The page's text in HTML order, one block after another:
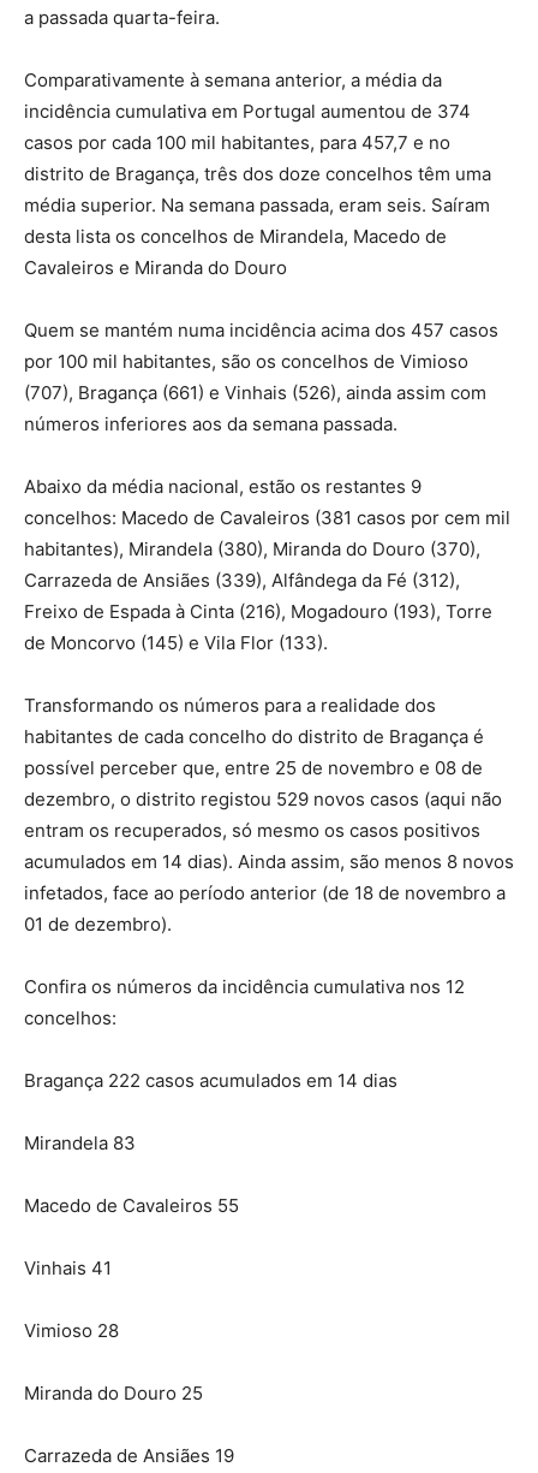
a passada quarta-feira.
Comparativamente à semana anterior, a média da
incidência cumulativa em Portugal aumentou de 374
casos por cada 100 mil habitantes, para 457,7 e no
distrito de Bragança, três dos doze concelhos têm uma
média superior. Na semana passada, eram seis. Saíram
desta lista os concelhos de Mirandela, Macedo de
Cavaleiros e Miranda do Douro
Quem se mantém numa incidência acima dos 457 casos
por 100 mil habitantes, são os concelhos de Vimioso
(707), Bragança (661) e Vinhais (526), ainda assim com
números inferiores aos da semana passada.
Abaixo da média nacional, estão os restantes 9
concelhos: Macedo de Cavaleiros (381 casos por cem mil
habitantes), Mirandela (380), Miranda do Douro (370),
Carrazeda de Ansiães (339), Alfândega da Fé (312),
Freixo de Espada à Cinta (216), Mogadouro (193), Torre
de Moncorvo (145) e Vila Flor (133).
Transformando os números para a realidade dos
habitantes de cada concelho do distrito de Bragança é
possível perceber que, entre 25 de novembro e 08 de
dezembro, o distrito registou 529 novos casos (aqui não
entram os recuperados, só mesmo os casos positivos
acumulados em 14 dias). Ainda assim, são menos 8 novos
infetados, face ao período anterior (de 18 de novembro a
01 de dezembro).
Confira os números da incidência cumulativa nos 12
concelhos:
Bragança 222 casos acumulados em 14 dias
Mirandela 83
Macedo de Cavaleiros 55
Vinhais 41
Vimioso 28
Miranda do Douro 25
Carrazeda de Ansiães 19